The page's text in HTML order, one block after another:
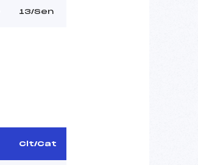
13/Sen
Clt/Cat